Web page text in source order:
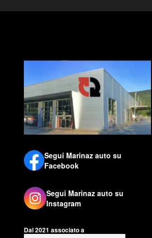
Segui Marinaz auto su
Facebook
Segui Marinaz auto su
Instagram
Dal 2021 associato a